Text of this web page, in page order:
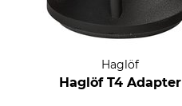
Haglöf
Haglöf T4 Adapter